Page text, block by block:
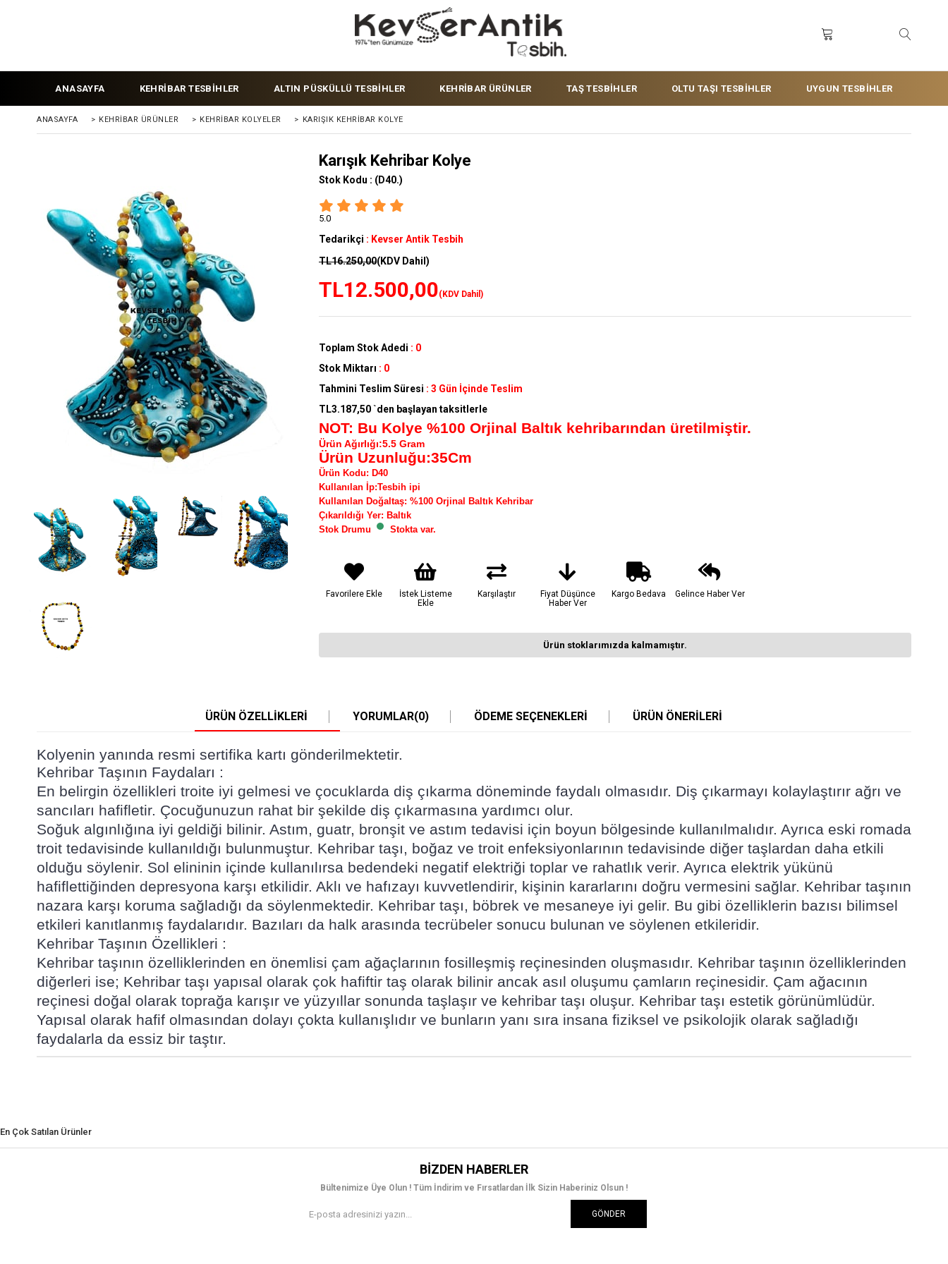
ANASAYFA KEHRİBAR TESBİHLER ALTIN PÜSKÜLLÜ TESBİHLER KEHRİBAR ÜRÜNLER TAŞ TESBİHLER OLTU TAŞI TESBİHLER UYGUN TESBİHLER
ANASAYFA > KEHRİBAR ÜRÜNLER > KEHRİBAR KOLYELER > KARIŞIK KEHRIBAR KOLYE
Karışık Kehribar Kolye
Stok Kodu : (D40.)
5.0
Tedarikçi : Kevser Antik Tesbih
TL16.250,00(KDV Dahil)
TL12.500,00(KDV Dahil)
Toplam Stok Adedi : 0
Stok Miktarı : 0
Tahmini Teslim Süresi : 3 Gün İçinde Teslim
TL3.187,50`den başlayan taksitlerle
NOT: Bu Kolye %100 Orjinal Baltık kehribarından üretilmiştir.
Ürün Ağırlığı:5.5 Gram
Ürün Uzunluğu:35Cm
Ürün Kodu: D40
Kullanılan İp:Tesbih ipi
Kullanılan Doğaltaş: %100 Orjinal Baltık Kehribar
Çıkarıldığı Yer: Baltık
Stok Drumu
Stokta var.
Favorilere Ekle
İstek Listeme
Ekle
Karşılaştır
Fiyat Düşünce
Haber Ver
Kargo Bedava Gelince Haber Ver
Ürün stoklarımızda kalmamıştır.
ÜRÜN ÖZELLIKLERI YORUMLAR(0) ÖDEME SEÇENEKLERI ÜRÜN ÖNERILERI
Kolyenin yanında resmi sertifika kartı gönderilmektetir.
Kehribar Taşının Faydaları :
En belirgin özellikleri troite iyi gelmesi ve çocuklarda diş çıkarma döneminde faydalı olmasıdır. Diş çıkarmayı kolaylaştırır ağrı ve
sancıları hafifletir. Çocuğunuzun rahat bir şekilde diş çıkarmasına yardımcı olur.
Soğuk algınlığına iyi geldiği bilinir. Astım, guatr, bronşit ve astım tedavisi için boyun bölgesinde kullanılmalıdır. Ayrıca eski romada
troit tedavisinde kullanıldığı bulunmuştur. Kehribar taşı, boğaz ve troit enfeksiyonlarının tedavisinde diğer taşlardan daha etkili
olduğu söylenir. Sol elininin içinde kullanılırsa bedendeki negatif elektriği toplar ve rahatlık verir. Ayrıca elektrik yükünü
hafiflettiğinden depresyona karşı etkilidir. Aklı ve hafızayı kuvvetlendirir, kişinin kararlarını doğru vermesini sağlar. Kehribar taşının
nazara karşı koruma sağladığı da söylenmektedir. Kehribar taşı, böbrek ve mesaneye iyi gelir. Bu gibi özelliklerin bazısı bilimsel
etkileri kanıtlanmış faydalarıdır. Bazıları da halk arasında tecrübeler sonucu bulunan ve söylenen etkileridir.
Kehribar Taşının Özellikleri :
Kehribar taşının özelliklerinden en önemlisi çam ağaçlarının fosilleşmiş reçinesinden oluşmasıdır. Kehribar taşının özelliklerinden
diğerleri ise; Kehribar taşı yapısal olarak çok hafiftir taş olarak bilinir ancak asıl oluşumu çamların reçinesidir. Çam ağacının
reçinesi doğal olarak toprağa karışır ve yüzyıllar sonunda taşlaşır ve kehribar taşı oluşur. Kehribar taşı estetik görünümlüdür.
Yapısal olarak hafif olmasından dolayı çokta kullanışlıdır ve bunların yanı sıra insana fiziksel ve psikolojik olarak sağladığı
faydalarla da essiz bir taştır.
En Çok Satılan Ürünler
BIZDEN HABERLER
Bültenimize Üye Olun ! Tüm İndirim ve Fırsatlardan İlk Sizin Haberiniz Olsun !
GÖNDER